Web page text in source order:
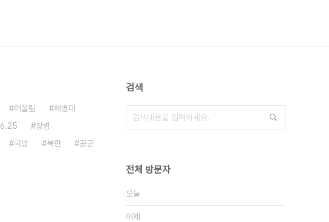
어울림
해병대
6.25
장병
국방 북한
공군
검색
전체 방문자
오늘
어제